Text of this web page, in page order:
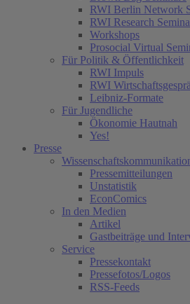
RWI Berlin Network
RWI Research
Workshops
Prosocial Virtual
Für Politik & Öffentlichkeit
RWI Impuls
RWI
Leibniz-Formate
Für Jugendliche
Ökonomie Hautnah
Yes!
Presse
Pressemitteilungen
Unstatistik
EconComics
In den Medien
Artikel
Gastbeiträge und
Service
Pressekontakt
Pressefotos/Logos
RSS-Feeds